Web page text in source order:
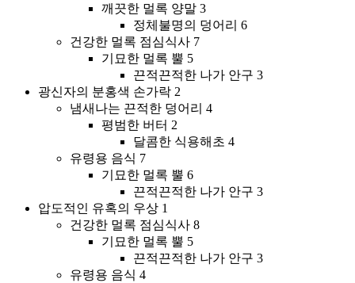
깨끗한 멀록 양말 3
정체불명의 덩어리 6
건강한 멀록 점심식사 7
기묘한 멀록 뿔 5
끈적끈적한 나가 안구 3
광신자의 분홍색 손가락 2
냄새나는 끈적한 덩어리 4
평범한 버터 2
달콤한 식용해초 4
유령용 음식 7
기묘한 멀록 뿔 6
끈적끈적한 나가 안구 3
압도적인 유혹의 우상 1
건강한 멀록 점심식사 8
기묘한 멀록 뿔 5
끈적끈적한 나가 안구 3
유령용 음식 4